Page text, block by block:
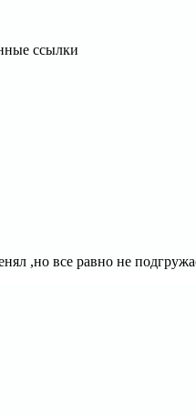
ссылки
,но все равно не